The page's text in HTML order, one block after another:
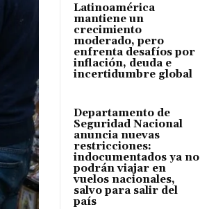
Latinoamérica
mantiene un
crecimiento
moderado, pero
enfrenta desafíos por
inflación, deuda e
incertidumbre global
Departamento de
Seguridad Nacional
anuncia nuevas
restricciones:
indocumentados ya no
podrán viajar en
vuelos nacionales,
salvo para salir del
país